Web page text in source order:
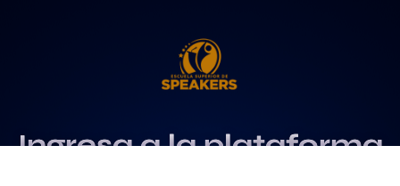
Ingresa a la plataforma